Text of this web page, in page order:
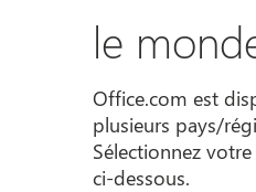
le
Office.com est
plusieurs pays/
Sélectionnez
ci-dessous.